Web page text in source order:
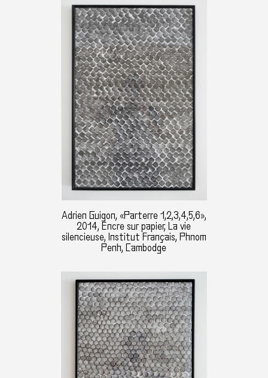
Adrien Guigon, «Parterre 1,2,3,4,5,6»,
2014, Encre sur papier, La vie
silencieuse, Institut Français, Phnom
Penh, Cambodge